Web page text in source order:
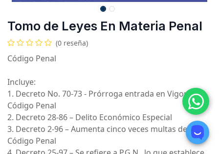
Tomo de Leyes En Materia Penal
(0 reseña)
Código Penal
Incluye:
1. Decreto No. 70-73 - Prórroga entrada en Vigor
Código Penal
2. Decreto 28-86 – Delito Económico Especial
3. Decreto 2-96 – Aumenta cinco veces multas del
Código Penal